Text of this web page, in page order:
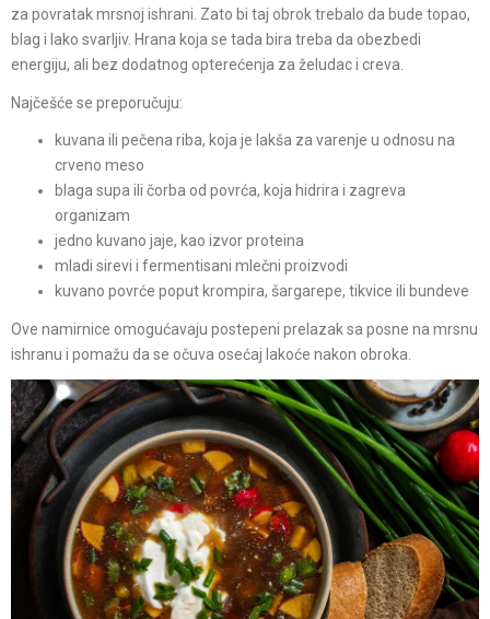
za povratak mrsnoj ishrani. Zato bi taj obrok trebalo da bude topao,
blag i lako svarljiv. Hrana koja se tada bira treba da obezbedi
energiju, ali bez dodatnog opterećenja za želudac i creva.
Najčešće se preporučuju:
kuvana ili pečena riba, koja je lakša za varenje u odnosu na
crveno meso
blaga supa ili čorba od povrća, koja hidrira i zagreva
organizam
jedno kuvano jaje, kao izvor proteina
mladi sirevi i fermentisani mlečni proizvodi
kuvano povrće poput krompira, šargarepe, tikvice ili bundeve
Ove namirnice omogućavaju postepeni prelazak sa posne na mrsnu
ishranu i pomažu da se očuva osećaj lakoće nakon obroka.